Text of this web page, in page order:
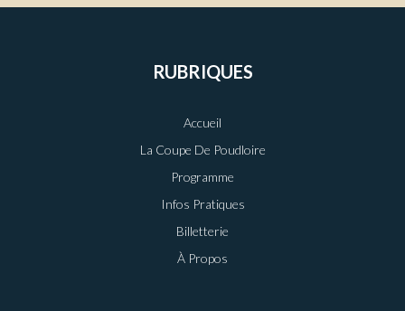
RUBRIQUES
Accueil
La Coupe De Poudloire
Programme
Infos Pratiques
Billetterie
À Propos